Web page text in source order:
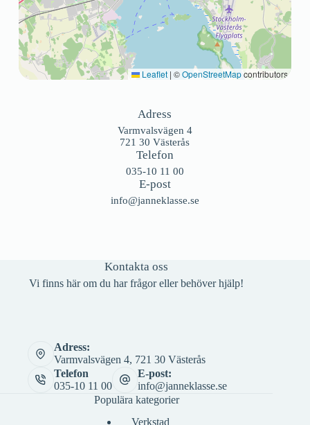
Leaflet | ©OpenStreetMapcontributors
Adress
Varmvalsvägen 4
721 30 Västerås
Telefon
035-10 11 00
E-post
info@janneklasse.se
Kontakta oss
Vi finns här om du har frågor eller behöver hjälp!
Adress:
Varmvalsvägen 4, 721 30 Västerås
Telefon
035-10 11 00
E-post:
info@janneklasse.se
Populära kategorier
Verkstad